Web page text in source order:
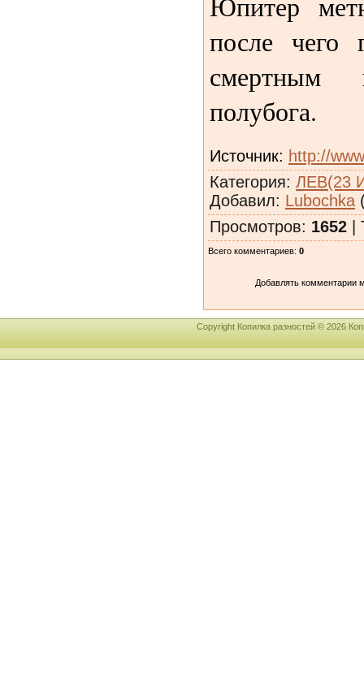
после чего
смертным
полубога.
Источник: http://
Категория: ЛЕВ(23
Добавил: Lubochka
Просмотров: 1652 |
Всего комментариев: 0
Добавлять комментарии
Copyright Копилка разностей © 2026